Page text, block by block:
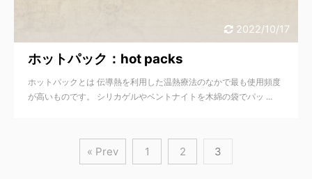
2022/10/17
ホットパック：hot packs
ホットパックとは 伝導熱を利用した温熱療法のなかで最も使用頻度
が高いものです。 シリカゲルやベントナイトを木綿の袋でパッ ...
« Prev 1 2 3